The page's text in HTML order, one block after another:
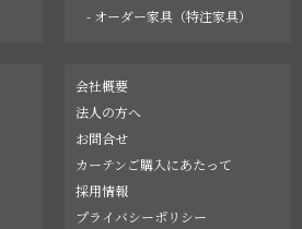
- オーダー家具（特注家具）
会社概要
法人の方へ
お問合せ
カーテンご購入にあたって
採用情報
プライバシーポリシー